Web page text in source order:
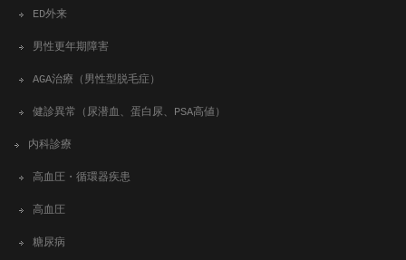
ED外来
男性更年期障害
AGA治療（男性型脱毛症）
健診異常（尿潜血、蛋白尿、PSA高値）
内科診療
高血圧・循環器疾患
高血圧
糖尿病